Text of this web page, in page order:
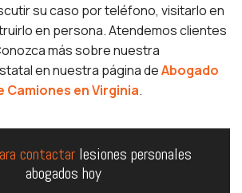
su caso por teléfono, visitarlo en
en persona. Atendemos clientes
más sobre nuestra
en nuestra página deAbogado
Camiones en Virginia.
contactar lesiones personales
abogados hoy